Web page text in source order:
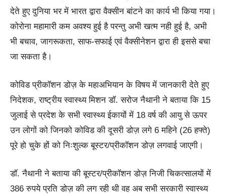
देते हुए दुनिया भर में भारत द्वारा वैक्सीन बांटने का कार्य भी किया गया।
कोरोना महामारी कम अवश्य हुई है परन्तु अभी खत्म नही हुई है, अभी
भी बचाव, जागरूकता, साफ-सफाई एवं वैक्सीनेशन द्वारा ही इससे बचा
जा सकता है।
कोविड प्रीकॉशन डोज़ के महाअभियान के विषय में जानकारी देते हुए
निदेशक, राष्ट्रीय स्वास्थ्य मिशन डॉ. सरोज नैथानी ने बताया कि 15
जुलाई से प्रदेश के सभी स्वास्थ्य ईकायों में 18 वर्ष की आयु से ऊपर
उन लोगों को जिनको कोविड की दूसरी डोज़ लगे 6 महिने (26 हफ्ते)
पूरे हो चुके हों को निःशुल्क बूस्टर/प्रीकॉशन डोज़ लगवाई जाएगी।
डॉ. नैथानी ने बताया की बूस्टर/प्रीकॉशन डोज़ निजी चिकत्सालयों में
386 रुपये प्रति डोज़ की लग रही थी वह अब सभी सरकारी स्वास्थ्य